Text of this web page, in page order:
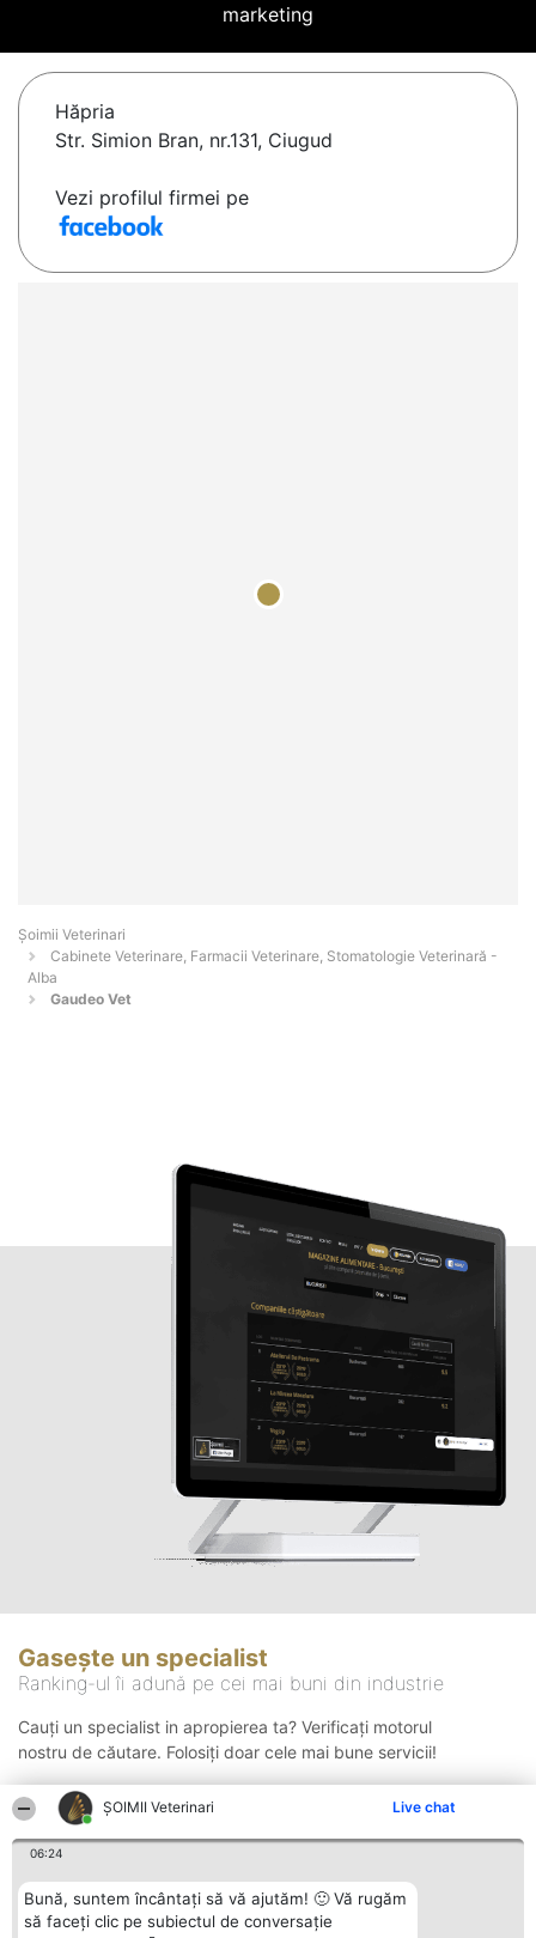
ȘOIMII Veterinari Live chat
06:24
Bună, suntem încântați să vă ajutăm! 🙂 Vă rugăm
să faceți clic pe subiectul de conversație
marketing
Hăpria
Str. Simion Bran, nr.131, Ciugud
Vezi profilul firmei pe
Șoimii Veterinari
Cabinete Veterinare, Farmacii Veterinare, Stomatologie Veterinară -
Alba
Gaudeo Vet
Gasește un specialist
Ranking-ul îi adună pe cei mai buni din industrie
Cauți un specialist in apropierea ta? Verificați motorul
nostru de căutare. Folosiți doar cele mai bune servicii!